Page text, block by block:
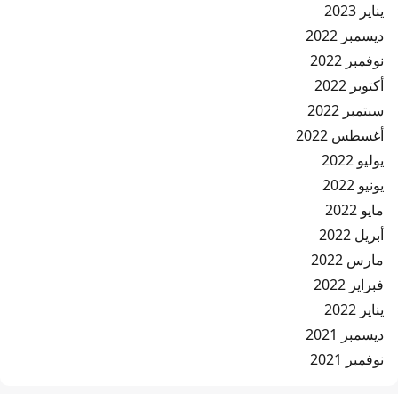
يناير 2023
ديسمبر 2022
نوفمبر 2022
أكتوبر 2022
سبتمبر 2022
أغسطس 2022
يوليو 2022
يونيو 2022
مايو 2022
أبريل 2022
مارس 2022
فبراير 2022
يناير 2022
ديسمبر 2021
نوفمبر 2021